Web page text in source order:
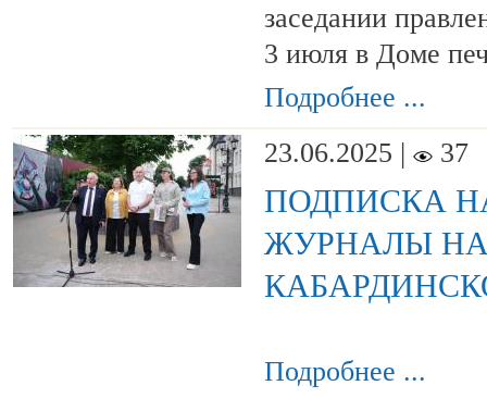
заседании
3 июля в Доме
Подробнее ...
23.06.2025 |
37
ПОДПИСКА
ЖУРНАЛЫ
Подробнее ...